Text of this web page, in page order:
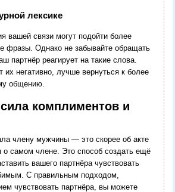
лексике
вашей связи могут подойти более
фразы. Однако не забывайте обращать
партнёр реагирует на такие слова.
их негативно, лучше вернуться к более
общению.
комплиментов и
члену мужчины — это скорее об акте
самом члене. Это способ создать ещё
вашего партнёра чувствовать
С правильным подходом,
чувствовать партнёра, вы можете